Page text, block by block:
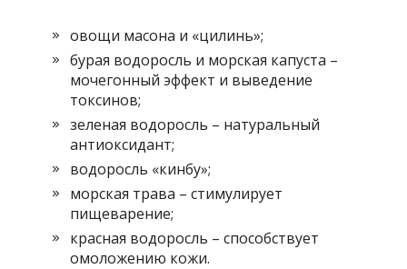
овощи масона и «цилинь»;
бурая водоросль и морская капуста –
мочегонный эффект и выведение
токсинов;
зеленая водоросль – натуральный
антиоксидант;
водоросль «кинбу»;
морская трава – стимулирует
пищеварение;
красная водоросль – способствует
омоложению кожи.